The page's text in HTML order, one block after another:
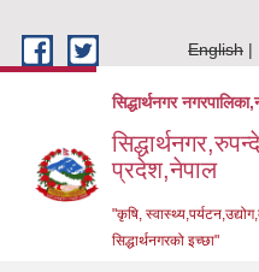
English
सिद्धार्थनगर
प्रदेश,नेपाल
"कृषि,
सिद्धार्थनगरको इच्छा"